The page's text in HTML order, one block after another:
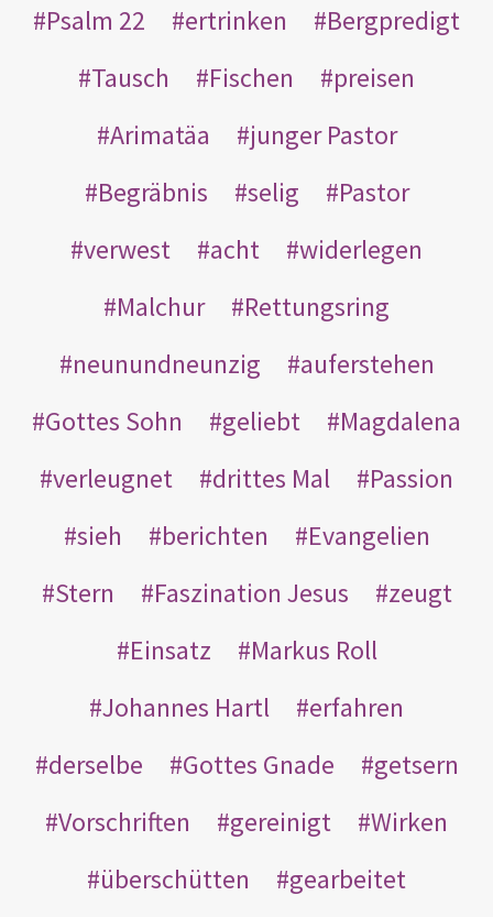
Psalm 22
ertrinken
Bergpredigt
Tausch
Fischen
preisen
Arimatäa
junger Pastor
Begräbnis
selig
Pastor
verwest
acht
widerlegen
Malchur
Rettungsring
neunundneunzig
auferstehen
Gottes Sohn
geliebt
Magdalena
verleugnet
drittes Mal
Passion
sieh
berichten
Evangelien
Stern
Faszination Jesus
zeugt
Einsatz
Markus Roll
Johannes Hartl
erfahren
derselbe
Gottes Gnade
getsern
Vorschriften
gereinigt
Wirken
überschütten
gearbeitet